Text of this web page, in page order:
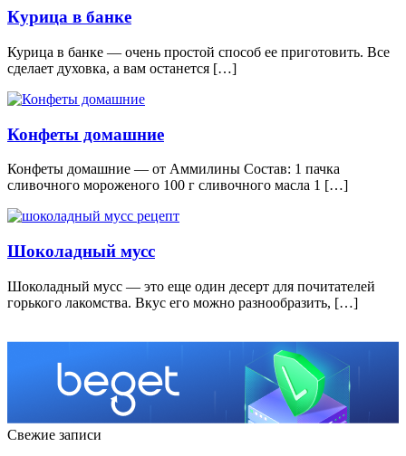
Курица в банке
Курица в банке — очень простой способ ее приготовить. Все
сделает духовка, а вам останется […]
Конфеты домашние
Конфеты домашние — от Аммилины Состав: 1 пачка
сливочного мороженого 100 г сливочного масла 1 […]
Шоколадный мусс
Шоколадный мусс — это еще один десерт для почитателей
горького лакомства. Вкус его можно разнообразить, […]
Свежие записи